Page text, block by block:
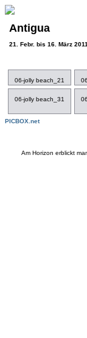
Antigua
21. Febr. bis 16. März
06-jolly beach_21
06-jolly beach_31
PICBOX.net
Am Horizon erblickt